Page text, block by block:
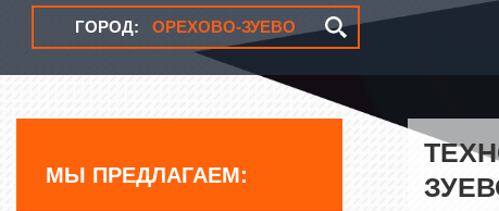
ГОРОД: ОРЕХОВО-ЗУЕВО
МЫ ПРЕДЛАГАЕМ: